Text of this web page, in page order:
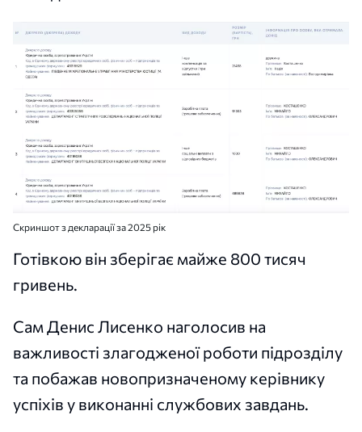
Скриншот з декларації за 2025 рік
Готівкою він зберігає майже 800 тисяч
гривень.
Сам Денис Лисенко наголосив на
важливості злагодженої роботи підрозділу
та побажав новопризначеному керівнику
успіхів у виконанні службових завдань.